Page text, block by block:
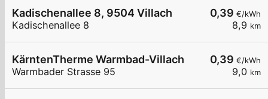
0,39 €/kWh
8,9 km
Kadischenallee 8, 9504 Villach
Kadischenallee 8
0,39 €/kWh
9,0 km
KärntenTherme Warmbad-Villach
Warmbader Strasse 95